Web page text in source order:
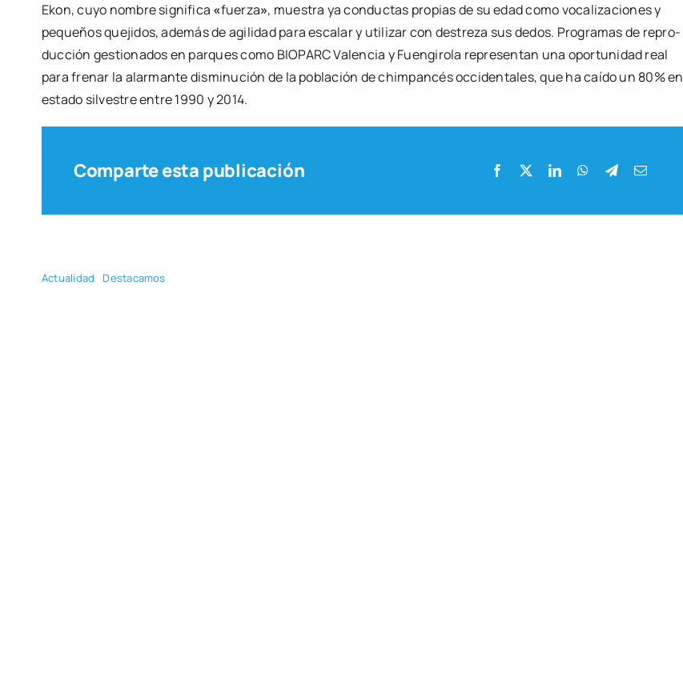
Ekon, cuyo nom­bre sig­ni­fi­ca «fuer­za», mues­tra ya con­duc­tas pro­pias de su edad como voca­li­za­cio­nes y
peque­ños que­ji­dos, ade­más de agi­li­dad para esca­lar y uti­li­zar con des­tre­za sus dedos. Pro­gra­mas de repro­
duc­ción ges­tio­na­dos en par­ques como BIOPARC Valen­cia y Fuen­gi­ro­la repre­sen­tan una opor­tu­ni­dad real
para fre­nar la alar­man­te dis­mi­nu­ción de la pobla­ción de chim­pan­cés occi­den­ta­les, que ha caí­do un 80% en
esta­do sil­ves­tre entre 1990 y 2014.
Comparte esta publicación
Actua­li­dad Des­ta­ca­mos